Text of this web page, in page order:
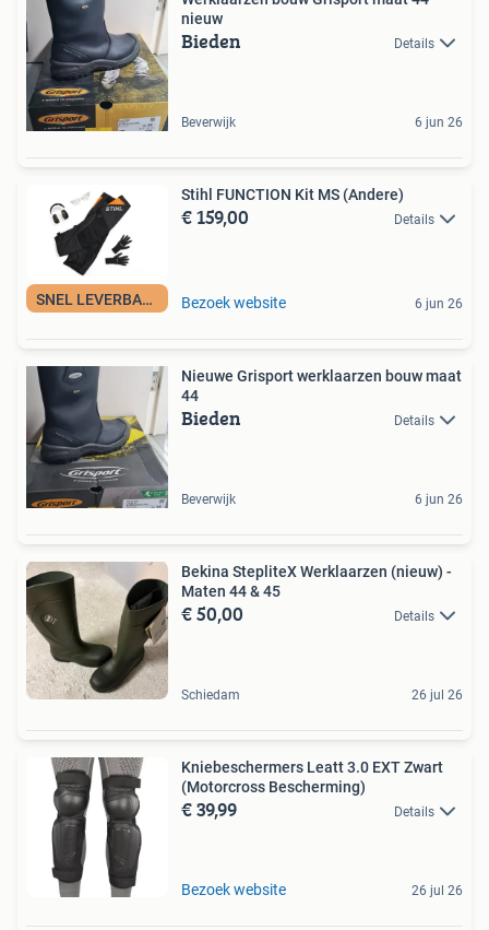
nieuw
Bieden Details
Beverwijk 6 jun 26
SNEL LEVERBAAR
Stihl FUNCTION Kit MS (Andere)
€ 159,00 Details
Bezoek website 6 jun 26
Nieuwe Grisport werklaarzen bouw maat
44
Bieden Details
Beverwijk 6 jun 26
Bekina StepliteX Werklaarzen (nieuw) -
Maten 44 & 45
€ 50,00 Details
Schiedam 26 jul 26
Kniebeschermers Leatt 3.0 EXT Zwart
(Motorcross Bescherming)
€ 39,99 Details
Bezoek website 26 jul 26